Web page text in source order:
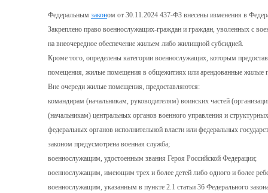
Федеральным законом от 30.11.2024 437-ФЗ внесены изменения в
Закреплено право военнослужащих-граждан и граждан, уволенных с
на внеочередное обеспечение жильем либо жилищной субсидией.
Кроме того, определены категории военнослужащих, которым
помещения, жилые помещения в общежитиях или арендованные жилые
Вне очереди жилые помещения, предоставляются:
командирам (начальникам, руководителям) воинских частей
(начальникам) центральных органов военного управления и
федеральных органов исполнительной власти или федеральных
законом предусмотрена военная служба;
военнослужащим, удостоенным звания Героя Российской Федерации;
военнослужащим, имеющим трех и более детей либо одного и более
военнослужащим, указанным в пункте 2.1 статьи 36 Федерального